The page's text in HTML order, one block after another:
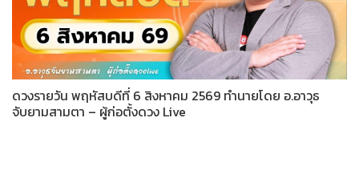
ดวงรายวัน พฤหัสบดีที่ 6 สิงหาคม 2569 ทำนายโดย อ.อาวุธ
จับยามสามตา – ผู้ก่อตั้งดวง Live